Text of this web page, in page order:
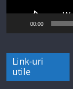
00:00
Link-uri
utile